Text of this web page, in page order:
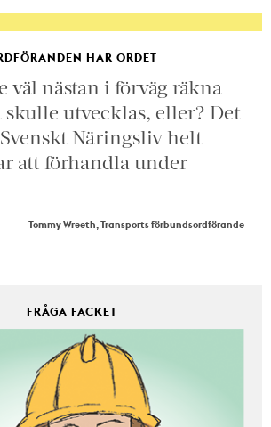
HAR ORDET
väl nästan i förväg räkna
utvecklas, eller? Det
Näringsliv helt
att förhandla under
Tommy Wreeth, Transports förbundsordförande
FRÅGA FACKET